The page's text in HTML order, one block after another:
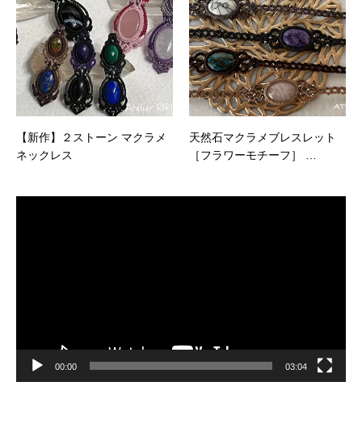
【新作】２ストーン マクラメ
ネックレス
天然石マクラメブレスレット
［フラワーモチーフ］ …
00:00 03:04